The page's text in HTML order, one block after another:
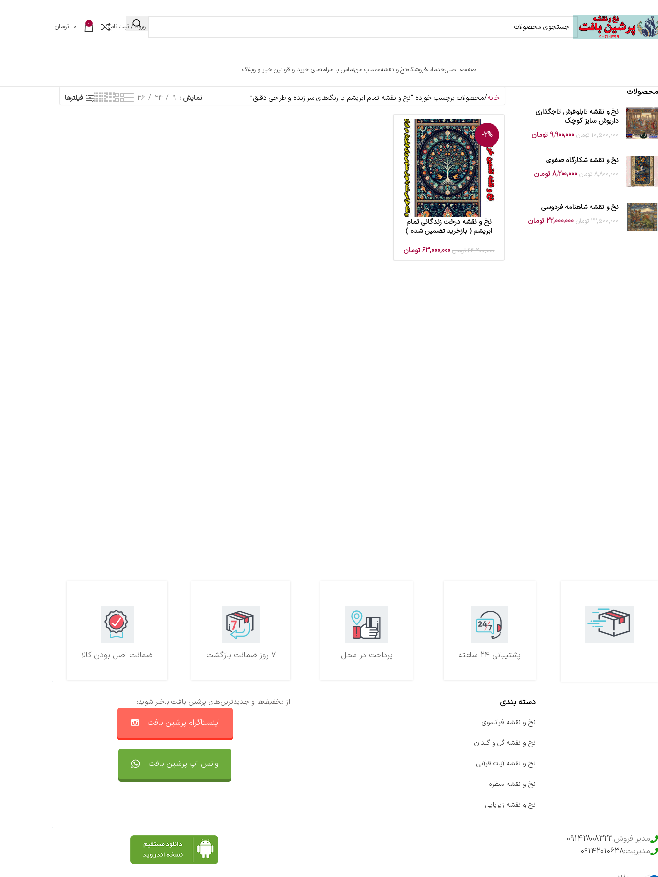
ورود / ثبت نام 0
0 تومان
صفحه اصلیخدماتفروشگاهنخ و نقشهحساب منتماس با ماراهنمای خرید و قوانیناخبار و وبلاگ
محصولات
نخ و نقشه تابلوفرش تاجگذاری
داریوش سایز کوچک
10,500,000 تومان 9,900,000 تومان
نخ و نقشه شکارگاه صفوی
8,800,000 تومان 8,200,000تومان
نخ و نقشه شاهنامه فردوسی
22,500,000 تومان 22,000,000تومان
خانه محصولات برچسب خورده “نخ و نقشه تمام ابریشم با رنگ‌های سر زنده و طراحی دقیق” نمایش 9
24
36 فیلترها
-2%
افزودن به سبد خرید
نخ و نقشه درخت زندگانی تمام
ابریشم ( بازخرید تضمین شده )
64,200,000 تومان 63,000,000 تومان
ضمانت اصل بودن کالا 7 روز ضمانت بازگشت پرداخت در محل پشتیبانی 24 ساعته
از تخفیف‌ها و جدیدترین‌های پرشین بافت باخبر شوید:
اینستاگرام پرشین بافت
واتس آپ پرشین بافت
دسته بندی
نخ و نقشه فرانسوی
نخ و نقشه گل و گلدان
نخ و نقشه آیات قرآنی
نخ و نقشه منظره
نخ و نقشه زیرپایی
مدیر فروش:09142808323
مدیریت:09142010638